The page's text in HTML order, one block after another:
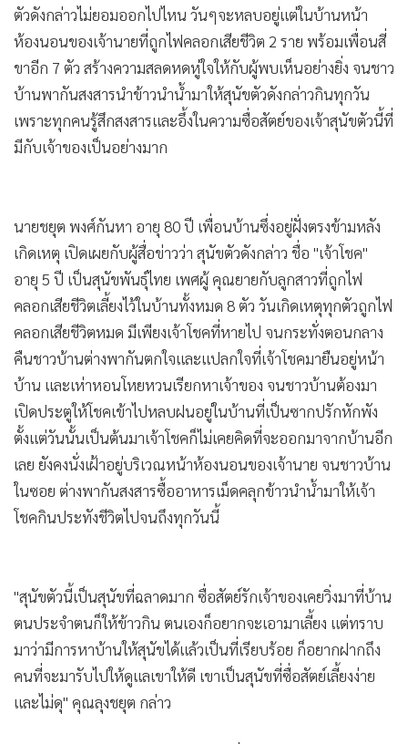
• ญี่ปุ่น
• News1
• Gotomanager
ตัวดังกล่าวไม่ยอมออกไปไหน วันๆจะหลบอยู่แต่ในบ้านหน้า
ห้องนอนของเจ้านายที่ถูกไฟคลอกเสียชีวิต 2 ราย พร้อมเพื่อนสี่
ขาอีก 7 ตัว สร้างความสลดหดหู่ใจให้กับผู้พบเห็นอย่างยิ่ง จนชาว
บ้านพากันสงสารนำข้าวนำน้ำมาให้สุนัขตัวดังกล่าวกินทุกวัน
เพราะทุกคนรู้สึกสงสารและอึ้งในความซื่อสัตย์ของเจ้าสุนัขตัวนี้ที่
มีกับเจ้าของเป็นอย่างมาก
นายชยุต พงศ์กันหา อายุ 80 ปี เพื่อนบ้านซึ่งอยู่ฝั่งตรงข้ามหลัง
เกิดเหตุ เปิดเผยกับผู้สื่อข่าวว่า สุนัขตัวดังกล่าว ชื่อ "เจ้าโชค"
อายุ 5 ปี เป็นสุนัขพันธุ์ไทย เพศผู้ คุณยายกับลูกสาวที่ถูกไฟ
คลอกเสียชีวิตเลี้ยงไว้ในบ้านทั้งหมด 8 ตัว วันเกิดเหตุทุกตัวถูกไฟ
คลอกเสียชีวิตหมด มีเพียงเจ้าโชคที่หายไป จนกระทั่งตอนกลาง
คืนชาวบ้านต่างพากันตกใจและแปลกใจที่เจ้าโชคมายืนอยู่หน้า
บ้าน และเห่าหอนโหยหวนเรียกหาเจ้าของ จนชาวบ้านต้องมา
เปิดประตูให้โชคเข้าไปหลบฝนอยู่ในบ้านที่เป็นซากปรักหักพัง
ตั้งแต่วันนั้นเป็นต้นมาเจ้าโชคก็ไม่เคยคิดที่จะออกมาจากบ้านอีก
เลย ยังคงนั่งเฝ้าอยู่บริเวณหน้าห้องนอนของเจ้านาย จนชาวบ้าน
ในซอย ต่างพากันสงสารซื้ออาหารเม็ดคลุกข้าวนำน้ำมาให้เจ้า
โชคกินประทังชีวิตไปจนถึงทุกวันนี้
"สุนัขตัวนี้เป็นสุนัขที่ฉลาดมาก ซื่อสัตย์รักเจ้าของเคยวิ่งมาที่บ้าน
ตนประจำตนก็ให้ข้าวกิน ตนเองก็อยากจะเอามาเลี้ยง แต่ทราบ
มาว่ามีการหาบ้านให้สุนัขได้แล้วเป็นที่เรียบร้อย ก็อยากฝากถึง
คนที่จะมารับไปให้ดูแลเขาให้ดี เขาเป็นสุนัขที่ซื่อสัตย์เลี้ยงง่าย
และไม่ดุ" คุณลุงชยุต กล่าว